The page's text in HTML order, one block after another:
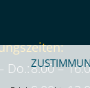
Do.:8:00 –